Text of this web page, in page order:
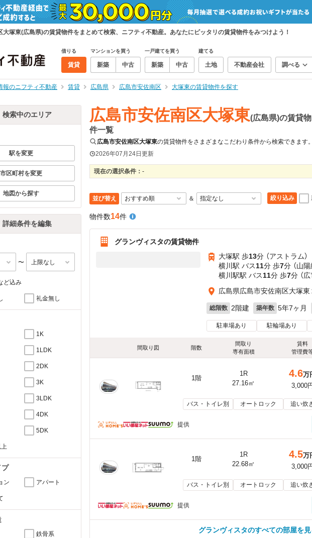
大塚東(広島県)の賃貸物件をまとめて検索、ニフティ不動産。あなたにピッタリの賃貸物件をみつけよう！
借りる
賃貸
マンションを買う
新築 中古
一戸建てを買う
新築 中古
建てる
土地 不動産会社 調べる
報のニフティ不動産 賃貸 広島県 広島市安佐南区 大塚東の賃貸物件を探す
検索中のエリア
駅を変更
市区町村を変更
地図から探す
詳細条件を編集
〜
ど込み
礼金無し
1K
1LDK
2DK
3K
3LDK
4DK
5DK
プ
ン アパート
鉄骨系
広島市安佐南区大塚東(広島県)の賃貸物
件一覧
広島市安佐南区大塚東の賃貸物件をさまざまなこだわり条件から検索できます。
2026年07月24日更新
現在の選択条件： -
並び替え ＆ 絞り込み
物件数14件
グランヴィスタの賃貸物件
大塚駅 歩13分 （アストラム）
横川駅 バス11分 歩7分 （山
横川駅駅 バス11分 歩7分 （
広島県広島市安佐南区大塚東
総階数 2階建 築年数 5年7ヶ月
駐車場あり 駐輪場あり
間取り図 階数
間取り
専有面積
賃料
管理費
1階
1R
27.16㎡
4.6万
3,000
バス・トイレ別 オートロック 追い炊
提供
1階
1R
22.68㎡
4.5万
3,000
バス・トイレ別 オートロック 追い炊
提供
グランヴィスタのすべての部屋を見